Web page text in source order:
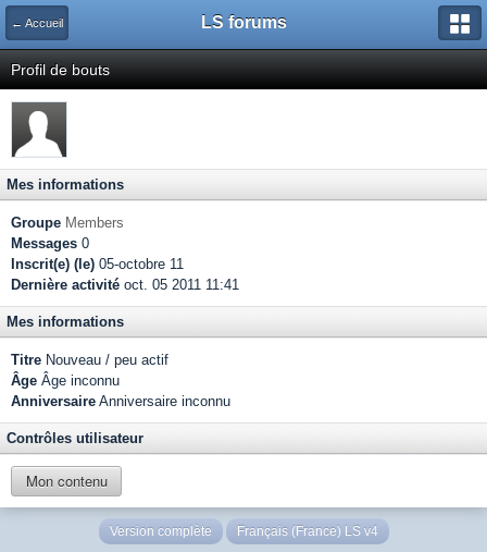
← Accueil LS forums
Profil de bouts
Mes informations
Groupe Members
Messages 0
Inscrit(e) (le) 05-octobre 11
Dernière activité oct. 05 2011 11:41
Mes informations
Titre Nouveau / peu actif
Âge Âge inconnu
Anniversaire Anniversaire inconnu
Contrôles utilisateur
Mon contenu
Version complète Français (France) LS v4